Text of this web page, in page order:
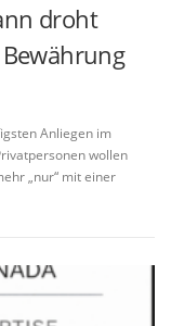
droht
Anliegen im
wollen
„nur“ mit einer